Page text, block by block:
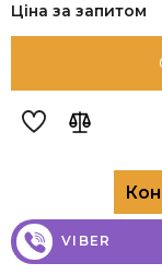
Ціна за запитом
VIBER